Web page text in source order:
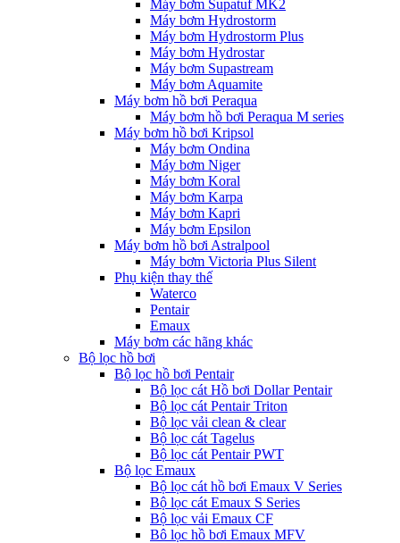
Máy bơm Supatuf MK2
Máy bơm Hydrostorm
Máy bơm Hydrostorm Plus
Máy bơm Hydrostar
Máy bơm Supastream
Máy bơm Aquamite
Máy bơm hồ bơi Peraqua
Máy bơm hồ bơi Peraqua M series
Máy bơm hồ bơi Kripsol
Máy bơm Ondina
Máy bơm Niger
Máy bơm Koral
Máy bơm Karpa
Máy bơm Kapri
Máy bơm Epsilon
Máy bơm hồ bơi Astralpool
Máy bơm Victoria Plus Silent
Phụ kiện thay thế
Waterco
Pentair
Emaux
Máy bơm các hãng khác
Bộ lọc hồ bơi
Bộ lọc hồ bơi Pentair
Bộ lọc cát Hồ bơi Dollar Pentair
Bộ lọc cát Pentair Triton
Bộ lọc vải clean & clear
Bộ lọc cát Tagelus
Bộ lọc cát Pentair PWT
Bộ lọc Emaux
Bộ lọc cát hồ bơi Emaux V Series
Bộ lọc cát Emaux S Series
Bộ lọc vải Emaux CF
Bô lọc hồ bơi Emaux MFV